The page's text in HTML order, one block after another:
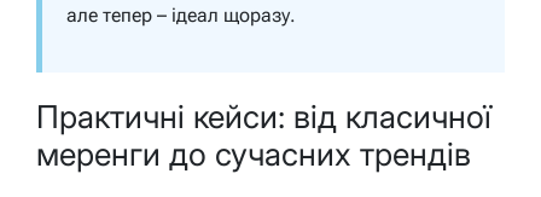
але тепер – ідеал щоразу.
Практичні кейси: від класичної
меренги до сучасних трендів